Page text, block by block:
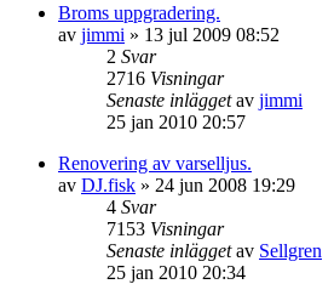
Broms uppgradering.
av jimmi » 13 jul 2009 08:52
2 Svar
2716 Visningar
Senaste inläggetav jimmi
25 jan 2010 20:57
Renovering av varselljus.
av DJ.fisk » 24 jun 2008 19:29
4 Svar
7153 Visningar
Senaste inläggetav Sellgren
25 jan 2010 20:34